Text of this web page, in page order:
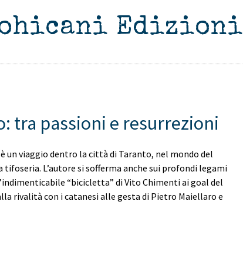
Edizioni
tra passioni e resurrezioni
un viaggio dentro la città di Taranto, nel mondo del
tifoseria. L’autore si sofferma anche sui profondi legami
“bicicletta” di Vito Chimenti ai goal del
rivalità con i catanesi alle gesta di Pietro Maiellaro e